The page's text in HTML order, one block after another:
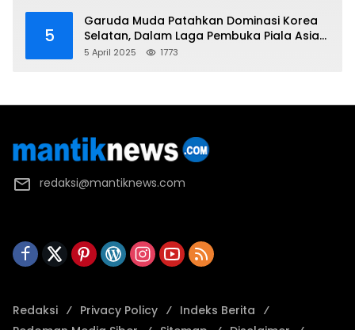
5
Garuda Muda Patahkan Dominasi Korea
Selatan, Dalam Laga Pembuka Piala Asia
2025 U-17
5 April 2025 1773
redaksi@mantiknews.com
Redaksi Privacy Policy
Indeks Berita